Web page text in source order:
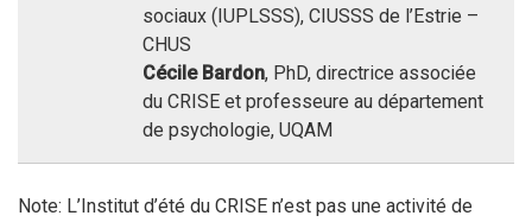
sociaux (IUPLSSS), CIUSSS de l’Estrie –
CHUS
Cécile Bardon, PhD, directrice associée
du CRISE et professeure au département
de psychologie, UQAM
Note: L’Institut d’été du CRISE n’est pas une activité de